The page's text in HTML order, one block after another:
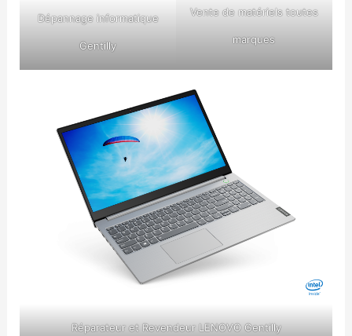
Dépannage informatique
Gentilly
Vente de matériels toutes
marques
Réparateur et Revendeur LENOVO Gentilly